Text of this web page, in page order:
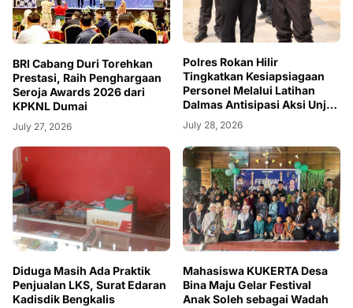
BRI Cabang Duri Torehkan
Prestasi, Raih Penghargaan
Seroja Awards 2026 dari
KPKNL Dumai
July 27, 2026
Polres Rokan Hilir
Tingkatkan Kesiapsiagaan
Personel Melalui Latihan
Dalmas Antisipasi Aksi Unjuk
Rasa
July 28, 2026
Diduga Masih Ada Praktik
Penjualan LKS, Surat Edaran
Kadisdik Bengkalis
Mahasiswa KUKERTA Desa
Bina Maju Gelar Festival
Anak Soleh sebagai Wadah